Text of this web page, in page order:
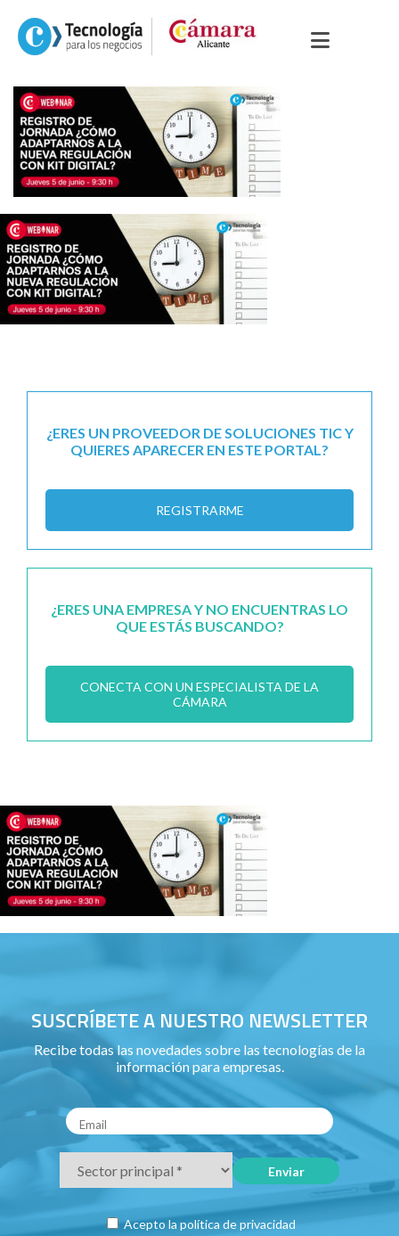
¿ERES UN PROVEEDOR DE SOLUCIONES TIC Y
QUIERES APARECER EN ESTE PORTAL?
REGISTRARME
¿ERES UNA EMPRESA Y NO ENCUENTRAS LO
QUE ESTÁS BUSCANDO?
CONECTA CON UN ESPECIALISTA DE LA
CÁMARA
SUSCRÍBETE A NUESTRO NEWSLETTER
Recibe todas las novedades sobre las tecnologías de la
información para empresas.
Acepto la política de privacidad